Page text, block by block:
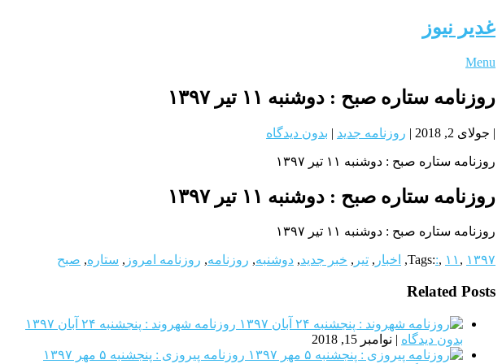
غدیر نیوز
Menu
روزنامه ستاره صبح : دوشنبه ۱۱ تیر ۱۳۹۷
| جولای 2, 2018 | روزنامه جدید | بدون دیدگاه
روزنامه ستاره صبح : دوشنبه ۱۱ تیر ۱۳۹۷
روزنامه ستاره صبح : دوشنبه ۱۱ تیر ۱۳۹۷
روزنامه ستاره صبح : دوشنبه ۱۱ تیر ۱۳۹۷
Tags::, ۱۱ , ۱۳۹۷ , اخبار , تیر , خبر جدید, دوشنبه, روزنامه, روزنامه امروز , ستاره, صبح
Related Posts
روزنامه شهروند : پنجشنبه ۲۴ آبان ۱۳۹۷
بدون دیدگاه | نوامبر 15, 2018
روزنامه پیروزی : پنجشنبه ۵ مهر ۱۳۹۷